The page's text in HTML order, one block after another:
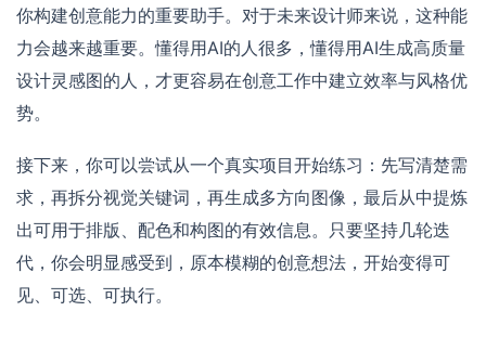
你构建创意能力的重要助手。对于未来设计师来说，这种能
力会越来越重要。懂得用AI的人很多，懂得用AI生成高质量
设计灵感图的人，才更容易在创意工作中建立效率与风格优
势。
接下来，你可以尝试从一个真实项目开始练习：先写清楚需
求，再拆分视觉关键词，再生成多方向图像，最后从中提炼
出可用于排版、配色和构图的有效信息。只要坚持几轮迭
代，你会明显感受到，原本模糊的创意想法，开始变得可
见、可选、可执行。